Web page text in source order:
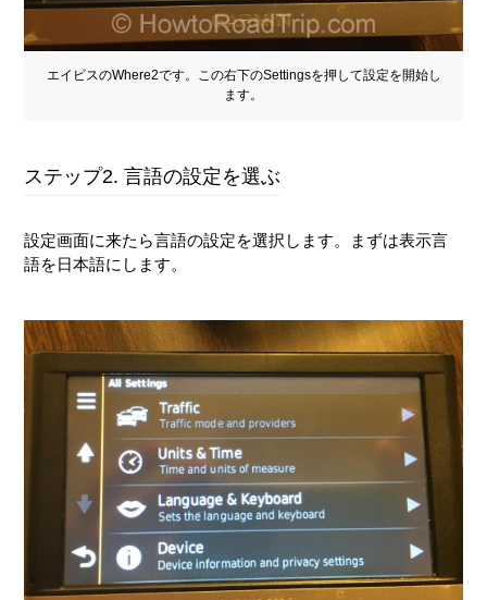
エイビスのWhere2です。この右下のSettingsを押して設定を開始し
ます。
ステップ2. 言語の設定を選ぶ
設定画面に来たら言語の設定を選択します。まずは表示言
語を日本語にします。